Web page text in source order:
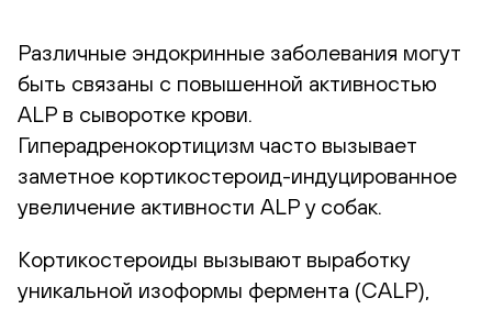
Различные эндокринные заболевания могут
быть связаны с повышенной активностью
ALP в сыворотке крови.
Гиперадренокортицизм часто вызывает
заметное кортикостероид-индуцированное
увеличение активности ALP у собак.
Кортикостероиды вызывают выработку
уникальной изоформы фермента (CALP),